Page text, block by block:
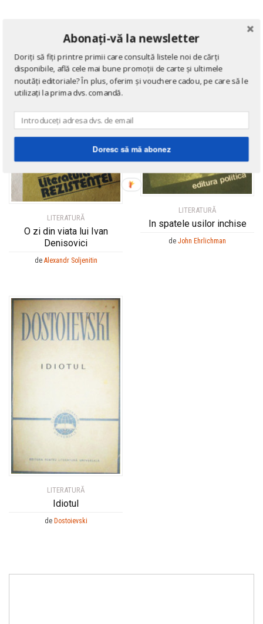
LITERATURĂ
O zi din viata lui Ivan
Denisovici
de Alexandr Soljenitin
LITERATURĂ
In spatele usilor inchise
de John Ehrlichman
LITERATURĂ
Idiotul
de Dostoievski
Abonați-vă la newsletter
Doriți să fiți printre primii care consultă listele noi de cărți
disponibile, află cele mai bune promoții de carte și ultimele
noutăți editoriale? În plus, oferim și vouchere cadou, pe care să le
utilizați la prima dvs. comandă.
Doresc să mă abonez